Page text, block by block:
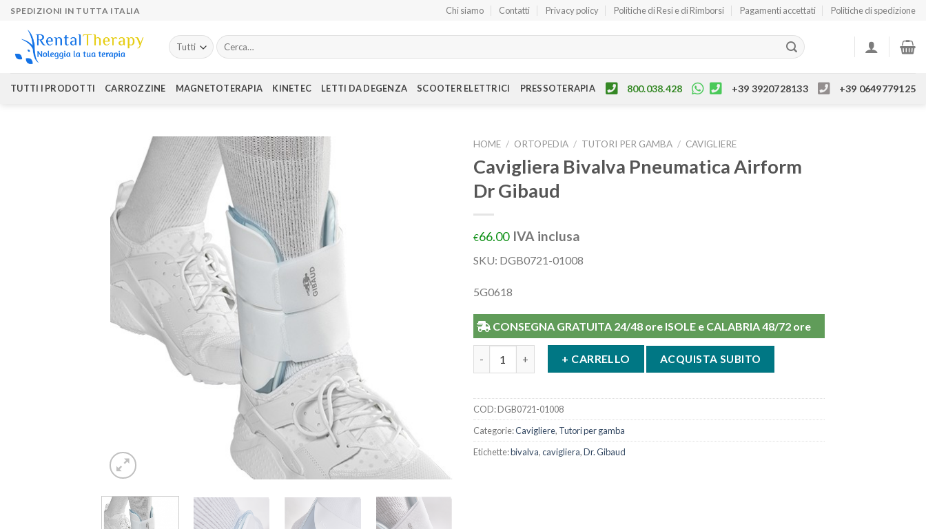
Skip
content
SPEDIZIONI IN TUTTA ITALIA Chi siamo Contatti Privacy policy Politiche di Resi e di Rimborsi Pagamenti accettati Politiche di spedizione
Cerca:
TUTTI I PRODOTTI CARROZZINE MAGNETOTERAPIA KINETEC LETTI DA DEGENZA SCOOTER ELETTRICI PRESSOTERAPIA 800.038.428 +39 3920728133 +39 0649779125
HOME / ORTOPEDIA / TUTORI PER GAMBA / CAVIGLIERE
Cavigliera Bivalva Pneumatica Airform
Dr Gibaud
€66.00 IVA inclusa
SKU: DGB0721-01008
5G0618
CONSEGNA GRATUITA 24/48 ore ISOLE e CALABRIA 48/72 ore
+ CARRELLO ACQUISTA SUBITO
COD:DGB0721-01008
Categorie:Cavigliere, Tutori per gamba
Etichette:bivalva,cavigliera,Dr. Gibaud